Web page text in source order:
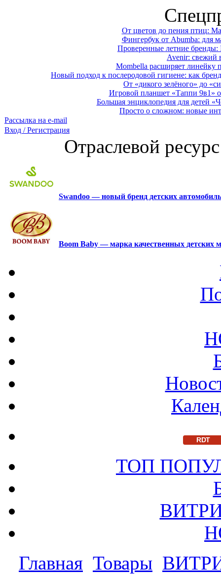
От цветов до пения птиц:
Фингербук от Abumba: для
Проверенные летние
Avenir: свежий
Mombella расширяет линейку
Новый подход к послеродовой гигиене: как
От «дикого зелёного» до
Игровой планшет «Таппи 9в1»
Большая энциклопедия для детей
Просто о сложном: новые
Рассылка на e-mail
Вход / Регистрация
Отраслевой
Swandoo — новый бренд детских
Boom Baby — марка качественных детских
RDT
ТОП
Главная Товары